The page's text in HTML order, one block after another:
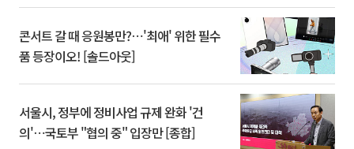
콘서트 갈 때 응원봉만?⋯'최애' 위한 필수
품 등장이오! [솔드아웃]
서울시, 정부에 정비사업 규제 완화 '건
의'⋯국토부 "협의 중" 입장만 [종합]